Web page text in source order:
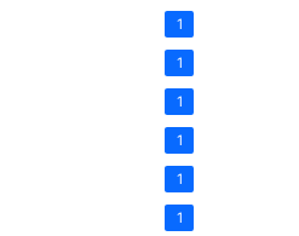
1
1
1
1
1
1